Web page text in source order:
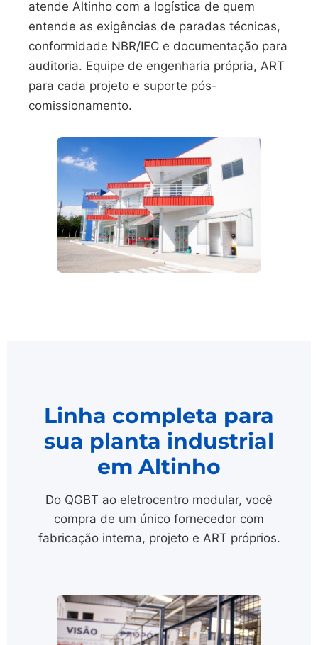
atende Altinho com a logística de quem
entende as exigências de paradas técnicas,
conformidade NBR/IEC e documentação para
auditoria. Equipe de engenharia própria, ART
para cada projeto e suporte pós-
comissionamento.
Linha completa para
sua planta industrial
em Altinho
Do QGBT ao eletrocentro modular, você
compra de um único fornecedor com
fabricação interna, projeto e ART próprios.